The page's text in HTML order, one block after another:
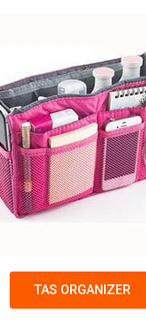
TAS ORGANIZER